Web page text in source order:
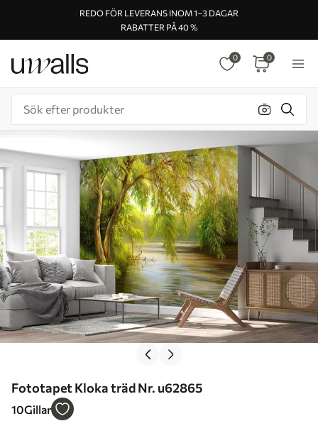
REDO FÖR LEVERANS INOM 1–3 DAGAR
RABATTER PÅ 40 %
0 0
Fototapet Kloka träd Nr. u62865
10Gillar